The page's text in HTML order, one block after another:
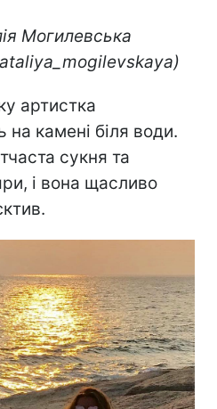
Могилевська
артистка
камені біля води.
сукня та
і вона щасливо